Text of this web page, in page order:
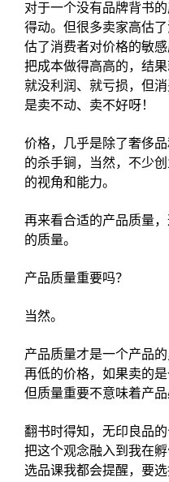
对于一个没有品牌背书
得动。但很多卖家高估
估了消费者对价格的敏
把成本做得高高的，结
就没利润、就亏损，但
是卖不动、卖不好呀！
价格，几乎是除了奢侈
的杀手锏，当然，不少
的视角和能力。
再来看合适的产品质量
的质量。
产品质量重要吗？
当然。
产品质量才是一个产品
再低的价格，如果卖的
但质量重要不意味着产品
翻书时得知，无印良品
把这个观念融入到我在
选品课我都会提醒，要